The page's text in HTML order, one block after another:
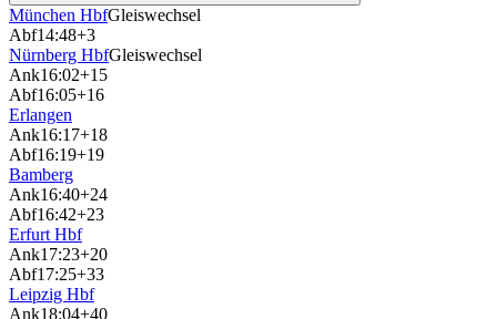
München HbfGleiswechsel
Abf14:48+3
Nürnberg HbfGleiswechsel
Ank16:02+15
Abf16:05+16
Erlangen
Ank16:17+18
Abf16:19+19
Bamberg
Ank16:40+24
Abf16:42+23
Erfurt Hbf
Ank17:23+20
Abf17:25+33
Leipzig Hbf
Ank18:04+40